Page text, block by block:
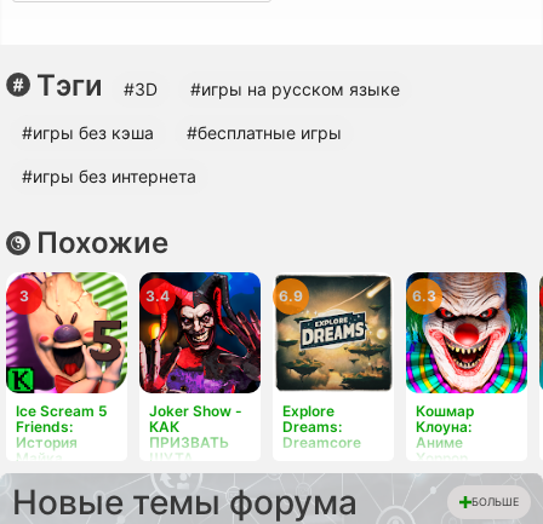
Тэги #3D #игры на русском языке
#игры без кэша #бесплатные игры
#игры без интернета
Похожие
Ice Scream 5
Friends:
История
Майка
3
Joker Show -
КАК
ПРИЗВАТЬ
ШУТА
3.4
Explore
Dreams:
Dreamcore
6.9
Кошмар
Клоуна:
Аниме
Хоррор
6.3
Новые темы форума БОЛЬШЕ